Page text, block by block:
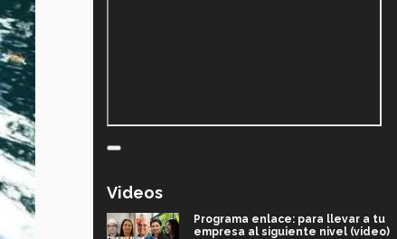
Videos
Programa enlace: para llevar a tu
empresa al siguiente nivel (video)